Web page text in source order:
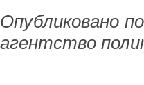
Опубликовано
агентство